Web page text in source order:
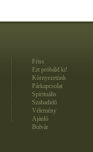
Friss
Ezt próbáld ki!
Környezetünk
Párkapcsolat
Spirituális
Szabadidő
Vélemény
Ajánló
Bulvár